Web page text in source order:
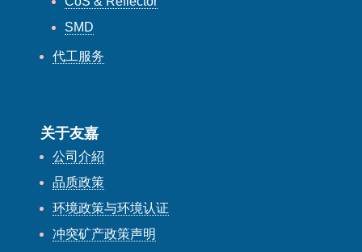
SMD
代工服务
关于友嘉
公司介紹
品质政策
环境政策与环境认证
冲突矿产政策声明